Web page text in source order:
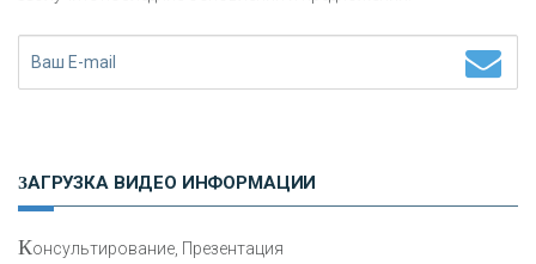
ЗАГРУЗКА ВИДЕО ИНФОРМАЦИИ
Консультирование, Презентация